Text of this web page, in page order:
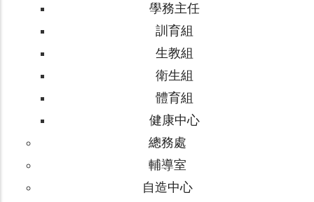
學務主任
訓育組
生教組
衛生組
體育組
健康中心
總務處
輔導室
自造中心